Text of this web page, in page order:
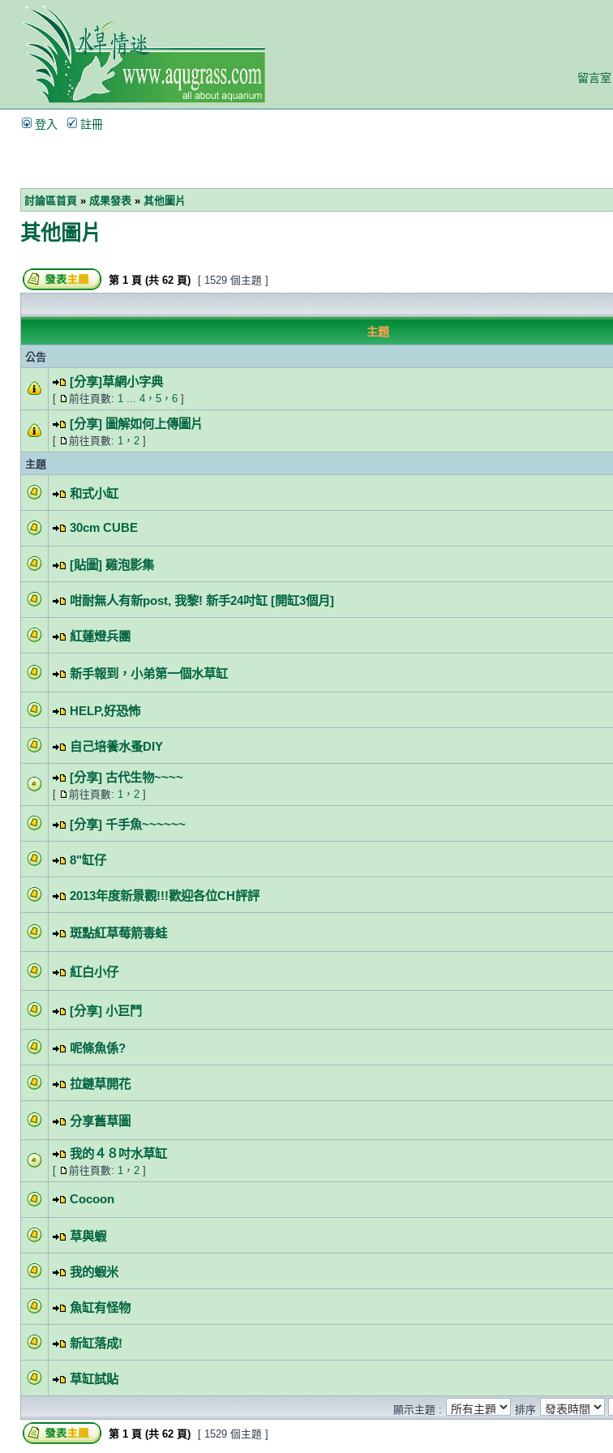
留言室
登入 註冊
討論區首頁 » 成果發表 » 其他圖片
其他圖片
第 1 頁 (共 62 頁) [ 1529 個主題 ]
主題
公告
[分享]草網小字典
[ 前往頁數: 1 ... 4 ， 5 ， 6 ]
[分享] 圖解如何上傳圖片
[ 前往頁數: 1 ， 2 ]
主題
和式小缸
30cm CUBE
[貼圖] 雞泡影集
咁耐無人有新post, 我黎! 新手24吋缸 [開缸3個月]
紅蓮燈兵團
新手報到，小弟第一個水草缸
HELP,好恐怖
自己培養水蚤DIY
[分享] 古代生物~~~~
[ 前往頁數: 1 ， 2 ]
[分享] 千手魚~~~~~~
8"缸仔
2013年度新景觀!!!歡迎各位CH評評
斑點紅草莓箭毒蛙
紅白小仔
[分享] 小巨鬥
呢條魚係?
拉鏈草開花
分享舊草圖
我的４８吋水草缸
[ 前往頁數: 1 ， 2 ]
Cocoon
草與蝦
我的蝦米
魚缸有怪物
新缸落成!
草缸試貼
顯示主題 :
排序
第 1 頁 (共 62 頁) [ 1529 個主題 ]